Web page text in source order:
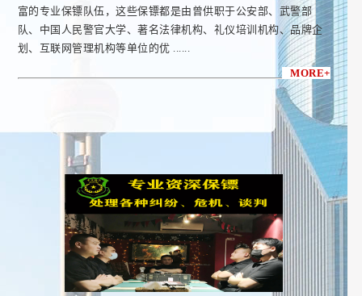
富的专业保镖队伍，这些保镖都是由曾供职于公安部、武警部
队、中国人民警官大学、著名法律机构、礼仪培训机构、品牌企
划、互联网管理机构等单位的优 ......
MORE+